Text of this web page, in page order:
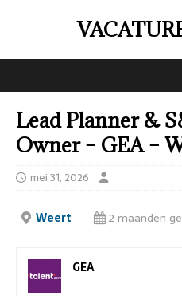
Lead Planner &
Owner – GEA –
mei 31, 2026
Weert 2 maanden
GEA